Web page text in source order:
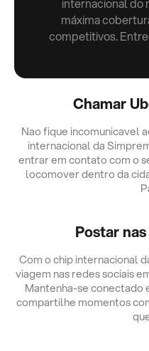
internacional do
máxima
competitivos.
Chamar
Nao fique incomunicavel
internacional da
entrar em contato com o
locomover dentro da
Postar
Com o chip internacional
viagem nas redes sociais
Mantenha-se conectado
compartilhe momentos